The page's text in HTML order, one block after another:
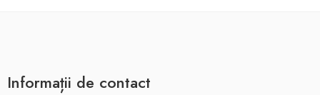
Informații de contact